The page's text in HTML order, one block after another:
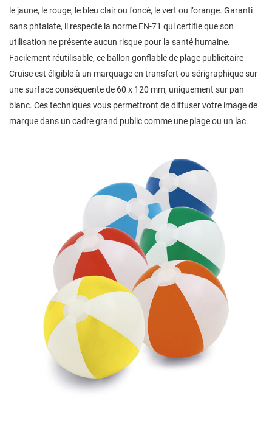
le jaune, le rouge, le bleu clair ou foncé, le vert ou l’orange. Garanti
sans phtalate, il respecte la norme EN-71 qui certifie que son
utilisation ne présente aucun risque pour la santé humaine.
Facilement réutilisable, ce ballon gonflable de plage publicitaire
Cruise est éligible à un marquage en transfert ou sérigraphique sur
une surface conséquente de 60 x 120 mm, uniquement sur pan
blanc. Ces techniques vous permettront de diffuser votre image de
marque dans un cadre grand public comme une plage ou un lac.